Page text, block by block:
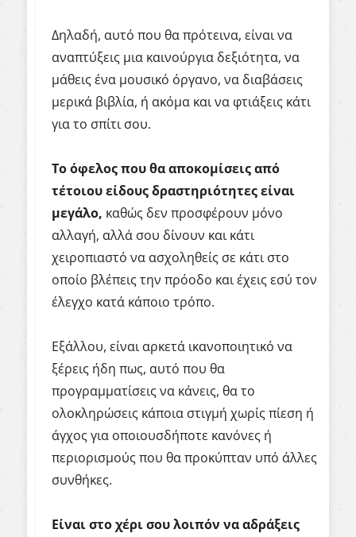
Δηλαδή, αυτό που θα πρότεινα, είναι να
αναπτύξεις μια καινούργια δεξιότητα, να
μάθεις ένα μουσικό όργανο, να διαβάσεις
μερικά βιβλία, ή ακόμα και να φτιάξεις κάτι
για το σπίτι σου.
Το όφελος που θα αποκομίσεις από
τέτοιου είδους δραστηριότητες είναι
μεγάλο, καθώς δεν προσφέρουν μόνο
αλλαγή, αλλά σου δίνουν και κάτι
χειροπιαστό να ασχοληθείς σε κάτι στο
οποίο βλέπεις την πρόοδο και έχεις εσύ τον
έλεγχο κατά κάποιο τρόπο.
Εξάλλου, είναι αρκετά ικανοποιητικό να
ξέρεις ήδη πως, αυτό που θα
προγραμματίσεις να κάνεις, θα το
ολοκληρώσεις κάποια στιγμή χωρίς πίεση ή
άγχος για οποιουσδήποτε κανόνες ή
περιορισμούς που θα προκύπταν υπό άλλες
συνθήκες.
Είναι στο χέρι σου λοιπόν να αδράξεις